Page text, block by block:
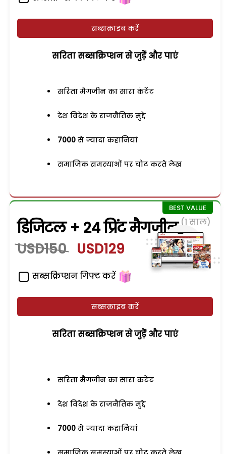
सब्सक्राइब करें
सरिता सब्सक्रिप्शन से जुड़ेें और पाएं
सरिता मैगजीन का सारा कंटेंट
देश विदेश के राजनैतिक मुद्दे
7000 से ज्यादा कहानियां
समाजिक समस्याओं पर चोट करते लेख
डिजिटल + 24 प्रिंट मैगजीन (1 साल)
USD150 USD129
सब्सक्रिप्शन गिफ्ट करें
सब्सक्राइब करें
सरिता सब्सक्रिप्शन से जुड़ेें और पाएं
सरिता मैगजीन का सारा कंटेंट
देश विदेश के राजनैतिक मुद्दे
7000 से ज्यादा कहानियां